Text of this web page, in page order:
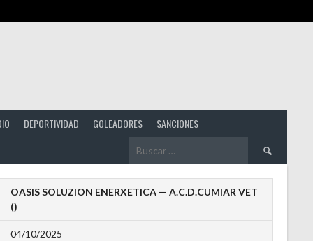
DEPORTIVIDAD GOLEADORES SANCIONES
Buscar:
OASIS SOLUZION ENERXETICA — A.C.D.CUMIAR VET
()
04/10/2025